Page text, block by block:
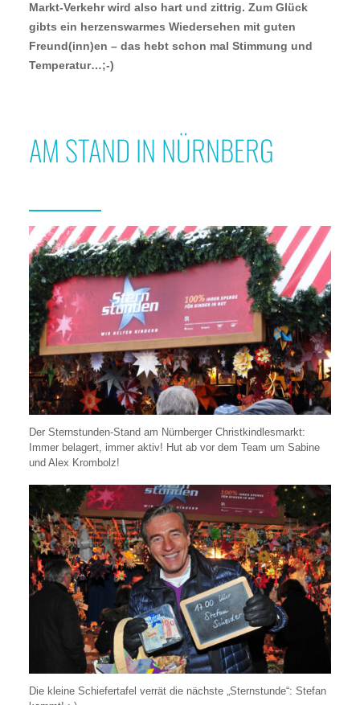
Markt-Verkehr wird also hart und zittrig. Zum Glück
gibts ein herzenswarmes Wiedersehen mit guten
Freund(inn)en – das hebt schon mal Stimmung und
Temperatur…;-)
AM STAND IN NÜRNBERG
Der Sternstunden-Stand am Nürnberger Christkindlesmarkt:
Immer belagert, immer aktiv! Hut ab vor dem Team um Sabine
und Alex Krombolz!
Die kleine Schiefertafel verrät die nächste „Sternstunde“: Stefan